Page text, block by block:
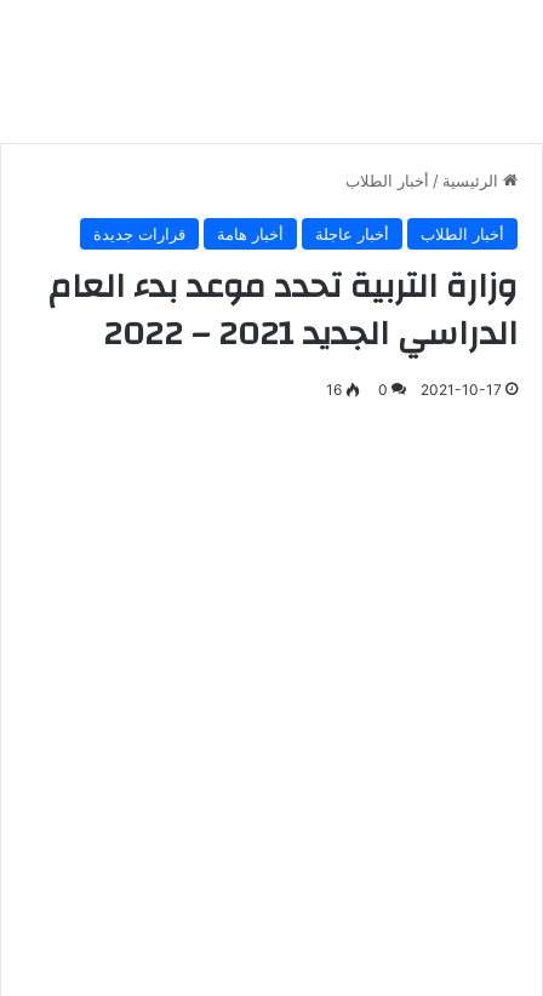
الرئيسية / أخبار الطلاب
أخبار الطلاب أخبار عاجلة أخبار هامة قرارات جديدة
وزارة التربية تحدد موعد بدء العام
الدراسي الجديد 2021 – 2022
2021-10-17
0
16